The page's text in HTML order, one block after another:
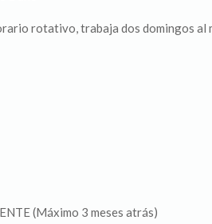
rotativo, trabaja dos domingos al
(Máximo 3 meses atrás)